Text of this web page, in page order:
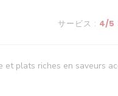
サービス : 4/5
plats riches en saveurs